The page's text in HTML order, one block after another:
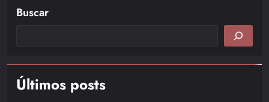
Buscar
Últimos posts